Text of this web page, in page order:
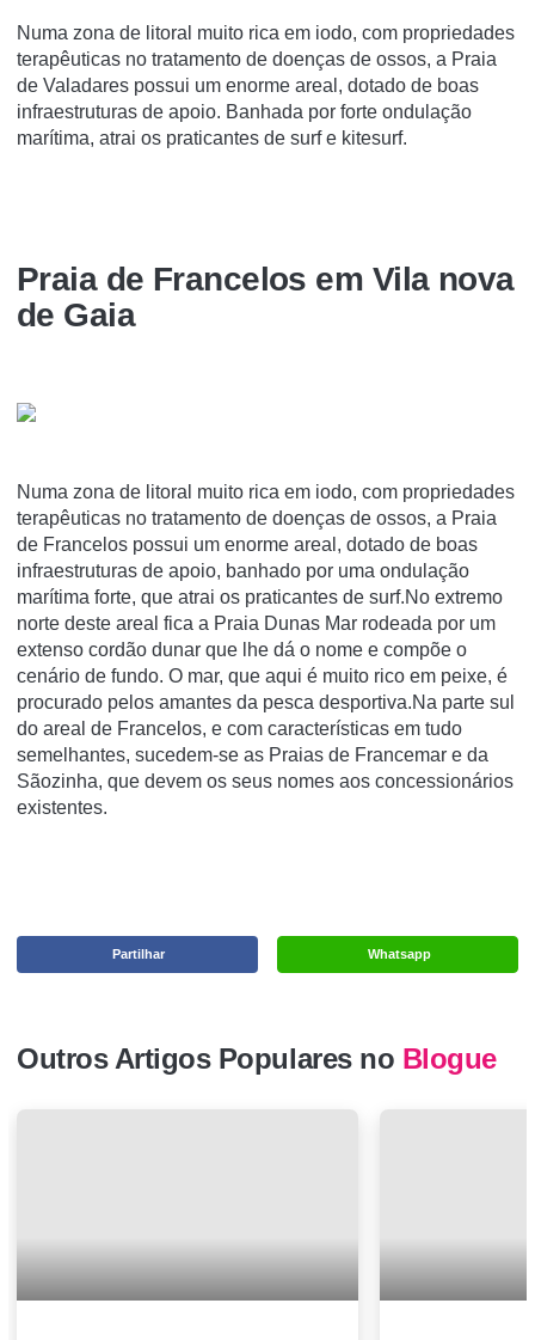
Numa zona de litoral muito rica em iodo, com propriedades
terapêuticas no tratamento de doenças de ossos, a Praia
de Valadares possui um enorme areal, dotado de boas
infraestruturas de apoio. Banhada por forte ondulação
marítima, atrai os praticantes de surf e kitesurf.
Praia de Francelos em Vila nova
de Gaia
Numa zona de litoral muito rica em iodo, com propriedades
terapêuticas no tratamento de doenças de ossos, a Praia
de Francelos possui um enorme areal, dotado de boas
infraestruturas de apoio, banhado por uma ondulação
marítima forte, que atrai os praticantes de surf.No extremo
norte deste areal fica a Praia Dunas Mar rodeada por um
extenso cordão dunar que lhe dá o nome e compõe o
cenário de fundo. O mar, que aqui é muito rico em peixe, é
procurado pelos amantes da pesca desportiva.Na parte sul
do areal de Francelos, e com características em tudo
semelhantes, sucedem-se as Praias de Francemar e da
Sãozinha, que devem os seus nomes aos concessionários
existentes.
Whatsapp
Partilhar
Outros Artigos Populares no Blogue